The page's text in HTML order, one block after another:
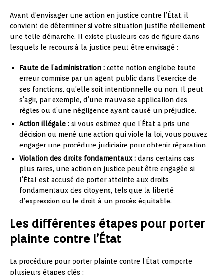
Avant d’envisager une action en justice contre l’État, il
convient de déterminer si votre situation justifie réellement
une telle démarche. Il existe plusieurs cas de figure dans
lesquels le recours à la justice peut être envisagé :
Faute de l’administration : cette notion englobe toute
erreur commise par un agent public dans l’exercice de
ses fonctions, qu’elle soit intentionnelle ou non. Il peut
s’agir, par exemple, d’une mauvaise application des
règles ou d’une négligence ayant causé un préjudice.
Action illégale : si vous estimez que l’État a pris une
décision ou mené une action qui viole la loi, vous pouvez
engager une procédure judiciaire pour obtenir réparation.
Violation des droits fondamentaux : dans certains cas
plus rares, une action en justice peut être engagée si
l’État est accusé de porter atteinte aux droits
fondamentaux des citoyens, tels que la liberté
d’expression ou le droit à un procès équitable.
Les différentes étapes pour porter
plainte contre l’État
La procédure pour porter plainte contre l’État comporte
plusieurs étapes clés :